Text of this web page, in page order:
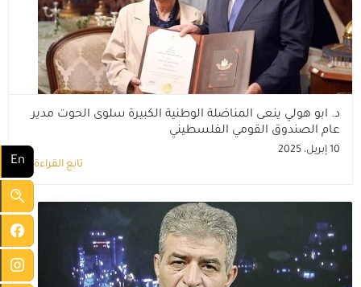
En
د. ابو هولي ينعى المناضلة الوطنية الكبيرة سلوى الحوت مدير
عام الصندوق القومي الفلسطيني
10 إبريل، 2025
تابع القراءة